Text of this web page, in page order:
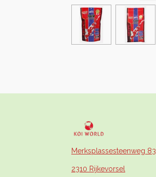
Merksplassesteenweg 83
2310 Rijkevorsel